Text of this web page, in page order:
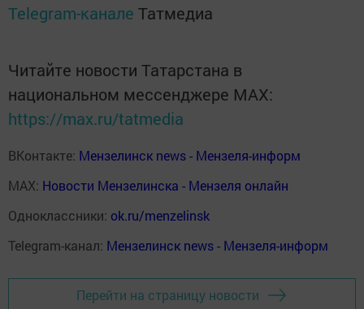
Telegram-канале Татмедиа
Читайте новости Татарстана в
национальном мессенджере MАХ:
https://max.ru/tatmedia
ВКонтакте: Мензелинск news - Мензеля-информ
MAX: Новости Мензелинска - Мензеля онлайн
Одноклассники: ok.ru/menzelinsk
Telegram-канал: Мензелинск news - Мензеля-информ
Перейти на страницу новости